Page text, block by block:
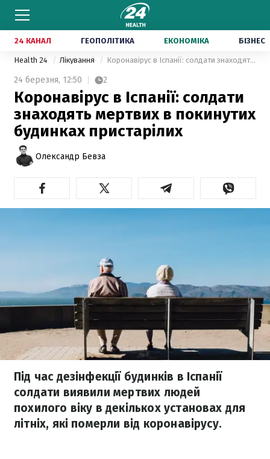
24 КАНАЛ ГЕОПОЛІТИКА ЕКОНОМІКА БІЗНЕС
Health 24 Лікування Коронавірус в Іспанії: солдати знаходять мертвих в покинутих будинках пристарілих
24 березня, 12:50 2
Коронавірус в Іспанії: солдати
знаходять мертвих в покинутих
будинках пристарілих
Олександр Бевза
Під час дезінфекції будинків в Іспанії
солдати виявили мертвих людей
похилого віку в декількох установах для
літніх, які померли від коронавірусу.